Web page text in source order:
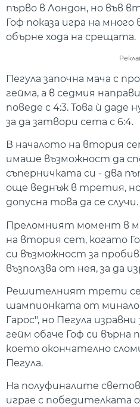
първо в Лондон, но във
Гоф показа игра на много
обърне хода на срещата.
Пегула започна мача с
гейма, а в седмия
поведе с 4:3. Това ѝ
за да затвори сета с 6:4.
В началото на втория
имаше възможност да
съперничката си - два
още веднъж в третия,
допусна това да се случи.
Преломният момент в
на втория сет, когато
си възможност за
възползва от нея, за да
Решителният трети
шампионката от
Гарос", но Пегула
гейм обаче Гоф си
което окончателно
Пегула.
На полуфиналите
играе с